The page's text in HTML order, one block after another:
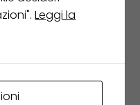
359
Leggi la